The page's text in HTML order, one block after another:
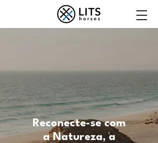
Reconecte-se com
a Natureza, a